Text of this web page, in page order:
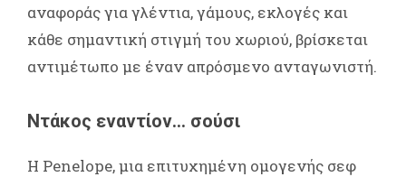
αναφοράς για γλέντια, γάμους, εκλογές και
κάθε σημαντική στιγμή του χωριού, βρίσκεται
αντιμέτωπο με έναν απρόσμενο ανταγωνιστή.
Ντάκος εναντίον... σούσι
Η Penelope, μια επιτυχημένη ομογενής σεφ